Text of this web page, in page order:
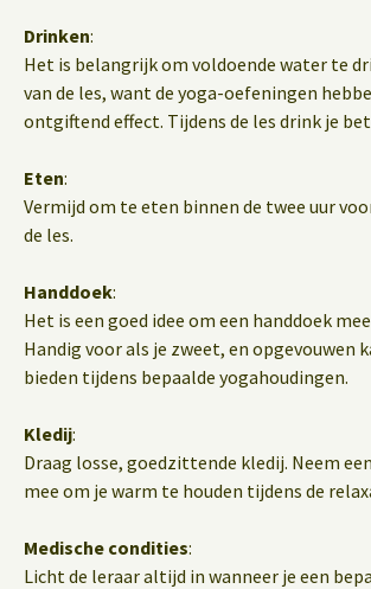
Drinken:
Het is belangrijk om voldoende water te
van de les, want de yoga-oefeningen
ontgiftend effect. Tijdens de les drink je
Eten:
Vermijd om te eten binnen de twee uur
de les.
Handdoek:
Het is een goed idee om een handdoek
Handig voor als je zweet, en opgevouwen
bieden tijdens bepaalde yogahoudingen.
Kledij:
Draag losse, goedzittende kledij. Neem
mee om je warm te houden tijdens de
Medische condities:
Licht de leraar altijd in wanneer je een